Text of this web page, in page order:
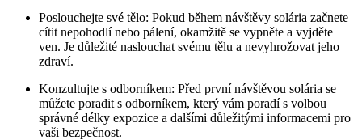
Poslouchejte ​své tělo: Pokud během návštěvy solária​ začnete
cítit nepohodlí nebo pálení, okamžitě se vypněte a vyjděte
ven. Je důležité⁢ naslouchat svému tělu a nevyhrožovat jeho⁣
zdraví.
Konzultujte‌ s odborníkem: Před první ⁢návštěvou solária se
můžete poradit ​s odborníkem, ⁤který vám poradí s volbou
⁤správné délky expozice a dalšími ​důležitými informacemi pro
vaši bezpečnost.